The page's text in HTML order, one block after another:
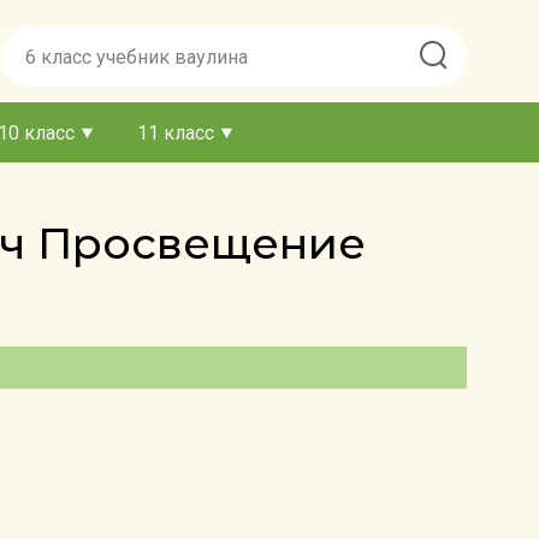
класс 11 класс
Просвещение